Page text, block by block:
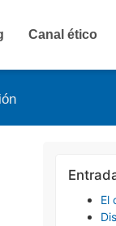
Canal ético
El